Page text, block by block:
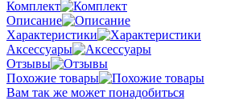
Комплект
Описание
Характеристики
Аксессуары
Отзывы
Похожие товары
Вам так же может понадобиться